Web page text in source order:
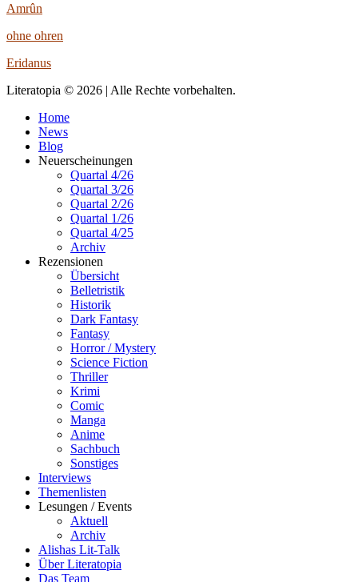
Amrûn
ohne ohren
Eridanus
Literatopia © 2026 | Alle Rechte vorbehalten.
Home
News
Blog
Neuerscheinungen
Quartal 4/26
Quartal 3/26
Quartal 2/26
Quartal 1/26
Quartal 4/25
Archiv
Rezensionen
Übersicht
Belletristik
Historik
Dark Fantasy
Fantasy
Horror / Mystery
Science Fiction
Thriller
Krimi
Comic
Manga
Anime
Sachbuch
Sonstiges
Interviews
Themenlisten
Lesungen / Events
Aktuell
Archiv
Alishas Lit-Talk
Über Literatopia
Das Team